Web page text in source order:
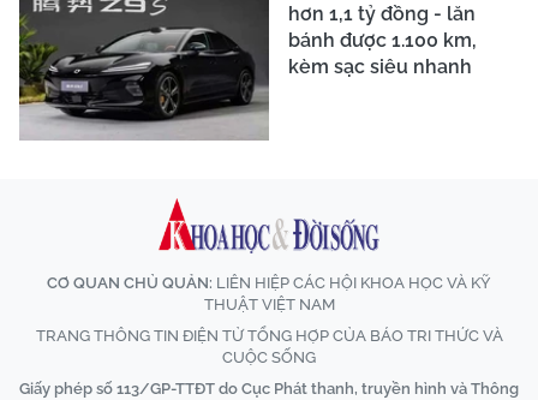
hơn 1,1 tỷ đồng - lăn
bánh được 1.100 km,
kèm sạc siêu nhanh
CƠ QUAN CHỦ QUẢN: LIÊN HIỆP CÁC HỘI KHOA HỌC VÀ KỸ
THUẬT VIỆT NAM
TRANG THÔNG TIN ĐIỆN TỬ TỔNG HỢP CỦA BÁO TRI THỨC VÀ
CUỘC SỐNG
Giấy phép số 113/GP-TTĐT do Cục Phát thanh, truyền hình và Thông